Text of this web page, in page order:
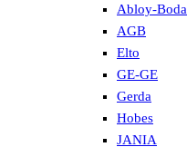
Abloy-Boda
AGB
Elto
GE-GE
Gerda
Hobes
JANIA